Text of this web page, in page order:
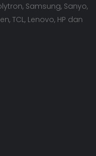
Samsung, Sanyo,
TCL, Lenovo, HP dan